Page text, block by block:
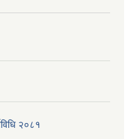
२०८१